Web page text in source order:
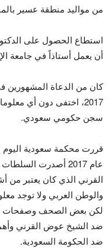
من مواليد منطقة عسير
استطاع الحصول على
أن يعمل أستاذاً في جامعة
كان من الدعاة المشهورين
2017، اختفى دون أي
سجن حكومي سعودي.
قررت محكمة سعودية اليوم
عام 2017 أصدرت
القرني الذي كان يعتبر من
والوطن العربي ولا توجد
لكن بعض الصحف وصفحات
ضد الشيخ عوض القرني
ضد الحكومة السعودية.